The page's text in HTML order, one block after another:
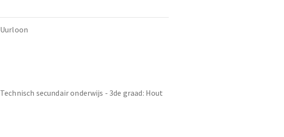
Uurloon
Technisch secundair onderwijs - 3de graad: Hout